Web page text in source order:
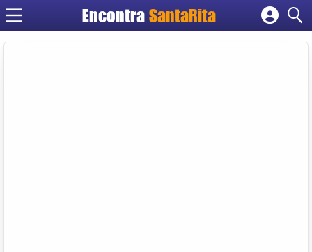
EncontraSantaRita
Cadastrar empresa